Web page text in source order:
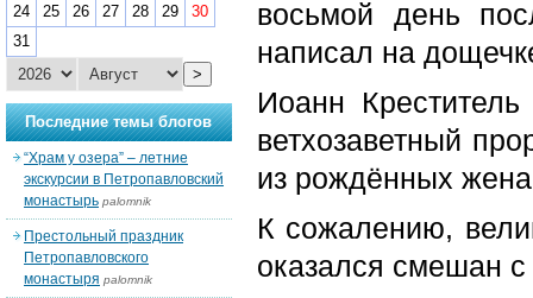
восьмой день
написал на
Иоанн
ветхозаветный
из рождённых
К сожалению,
оказался смешан
24
25 26 27 28 29
30
31
>
Последние темы блогов
“Храм у озера” – летние
экскурсии в Петропавловский
монастырь palomnik
Престольный праздник
Петропавловского
монастыря palomnik